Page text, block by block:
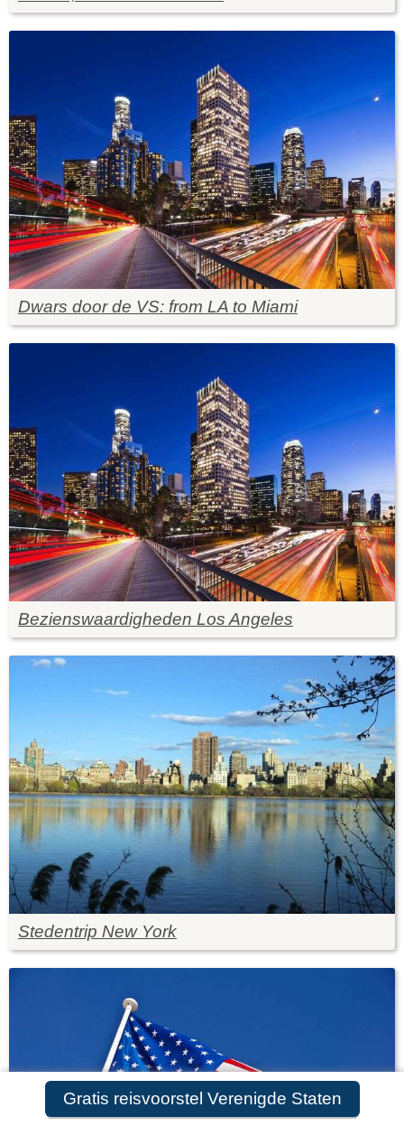
Gratis reisvoorstel Verenigde Staten
Dwars door de VS: from LA to Miami
Bezienswaardigheden Los Angeles
Stedentrip New York